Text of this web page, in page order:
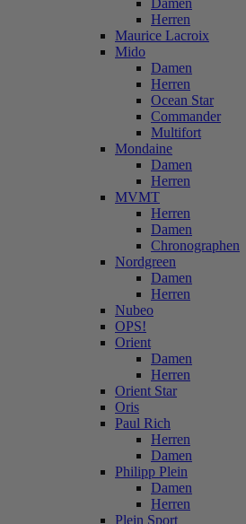
Damen
Herren
Maurice Lacroix
Mido
Damen
Herren
Ocean Star
Commander
Multifort
Mondaine
Damen
Herren
MVMT
Herren
Damen
Chronographen
Nordgreen
Damen
Herren
Nubeo
OPS!
Orient
Damen
Herren
Orient Star
Oris
Paul Rich
Herren
Damen
Philipp Plein
Damen
Herren
Plein Sport